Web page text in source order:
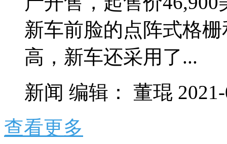
新车前脸的点阵式格
高，新车还采用了...
新闻 编辑： 董琨
查看更多